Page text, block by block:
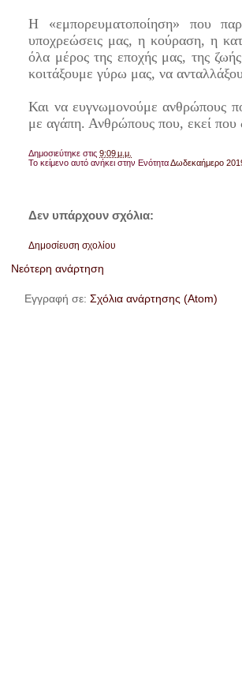
Η «εμπορευματοποίηση» που
υποχρεώσεις μας, η κούραση, η
όλα μέρος της εποχής μας, της
κοιτάξουμε γύρω μας, να
Και να ευγνωμονούμε ανθρώπους
με αγάπη. Ανθρώπους που, εκεί που
Δημοσιεύτηκε στις9:09 μ.μ.
Το κείμενο αυτό ανήκει στην ΕνότηταΔωδεκαήμερο
Δεν υπάρχουν σχόλια:
Δημοσίευση σχολίου
Νεότερη ανάρτηση
Εγγραφή σε:Σχόλια ανάρτησης (Atom)